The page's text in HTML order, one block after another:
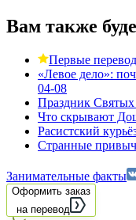
Вам также
Первые
«Левое дело»:
04-08
Праздник
Что скрывают
Расистский
Странные
Занимательные факты
Оформить заказ
на перевод